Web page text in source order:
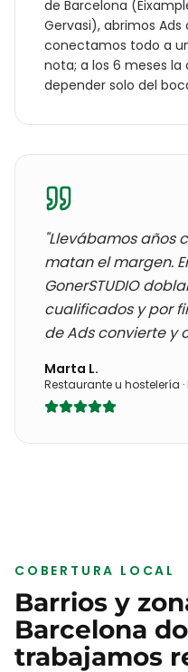
de Barcelona (
Gervasi), abrimos
conectamos todo a
nota; a los 6 meses
depender solo del
"Llevábamos años
matan el margen.
GonerSTUDIO
cualificados y por
de Ads convierte y
Marta L.
Restaurante u hostelería ·
COBERTURA LOCAL
Barrios y
Barcelona
trabajamos